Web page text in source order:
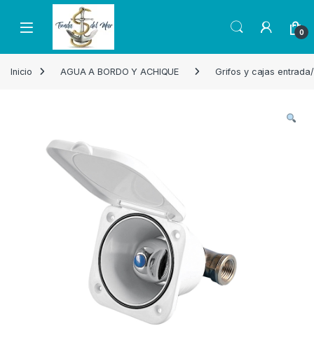
Skip to navigation
Skip to content
Open 0
Inicio AGUA A BORDO Y ACHIQUE Grifos y cajas